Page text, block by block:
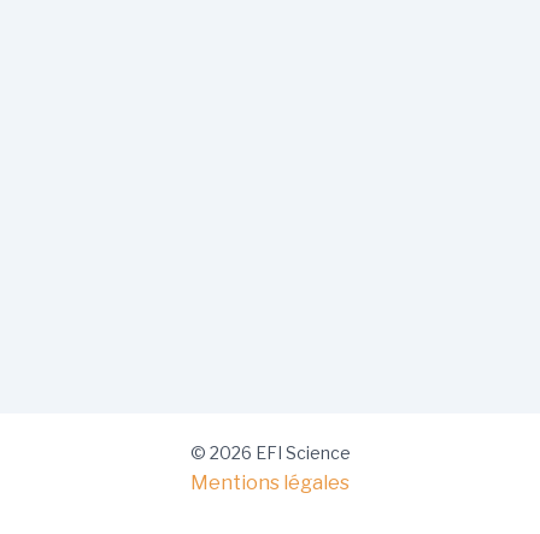
© 2026 EFI Science
Mentions légales